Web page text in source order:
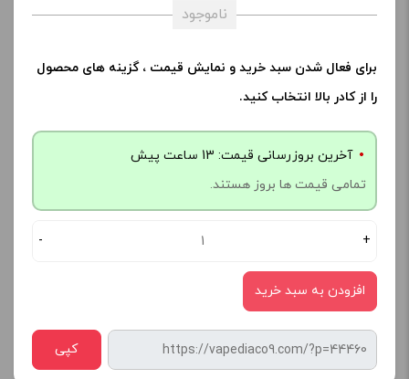
ناموجود
برای فعال شدن سبد خرید و نمایش قیمت ، گزینه های محصول
را از کادر بالا انتخاب کنید.
آخرین بروزرسانی قیمت: 13 ساعت پیش
تمامی قیمت ها بروز هستند.
- +
افزودن به سبد خرید
کپی